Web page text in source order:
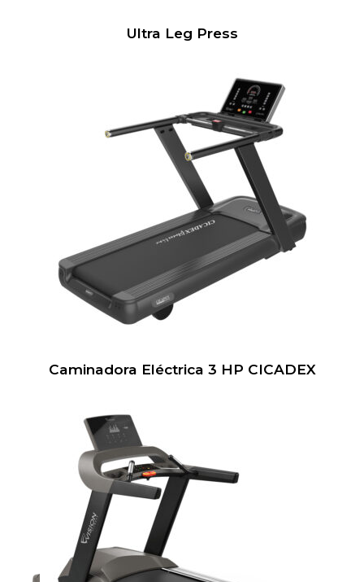
Ultra Leg Press
Caminadora Eléctrica 3 HP CICADEX